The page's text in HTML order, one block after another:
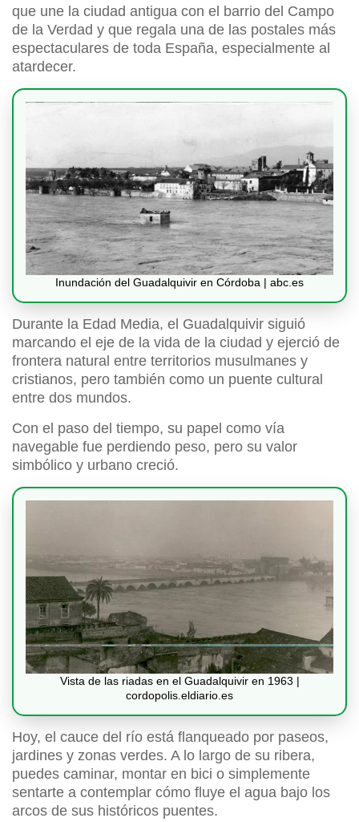
que une la ciudad antigua con el barrio del Campo
de la Verdad y que regala una de las postales más
espectaculares de toda España, especialmente al
atardecer.
Inundación del Guadalquivir en Córdoba | abc.es
Durante la Edad Media, el Guadalquivir siguió
marcando el eje de la vida de la ciudad y ejerció de
frontera natural entre territorios musulmanes y
cristianos, pero también como un puente cultural
entre dos mundos.
Con el paso del tiempo, su papel como vía
navegable fue perdiendo peso, pero su valor
simbólico y urbano creció.
Vista de las riadas en el Guadalquivir en 1963 |
cordopolis.eldiario.es
Hoy, el cauce del río está flanqueado por paseos,
jardines y zonas verdes. A lo largo de su ribera,
puedes caminar, montar en bici o simplemente
sentarte a contemplar cómo fluye el agua bajo los
arcos de sus históricos puentes.